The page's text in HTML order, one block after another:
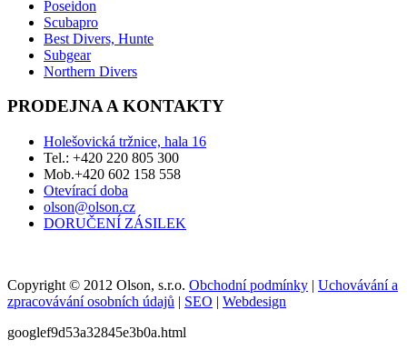
Poseidon
Scubapro
Best Divers, Hunte
Subgear
Northern Divers
PRODEJNA A KONTAKTY
Holešovická tržnice, hala 16
Tel.: +420 220 805 300
Mob.+420 602 158 558
Otevírací doba
olson@olson.cz
DORUČENÍ ZÁSILEK
Copyright © 2012 Olson, s.r.o. Obchodní podmínky | Uchovávání a
zpracovávání osobních údajů | SEO | Webdesign
googlef9d53a32845e3b0a.html